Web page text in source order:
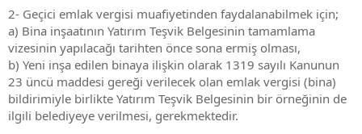
2- Geçici emlak vergisi muafiyetinden faydalanabilmek için;
a) Bina inşaatının Yatırım Teşvik Belgesinin tamamlama
vizesinin yapılacağı tarihten önce sona ermiş olması,
b) Yeni inşa edilen binaya ilişkin olarak 1319 sayılı Kanunun
23 üncü maddesi gereği verilecek olan emlak vergisi (bina)
bildirimiyle birlikte Yatırım Teşvik Belgesinin bir örneğinin de
ilgili belediyeye verilmesi, gerekmektedir.